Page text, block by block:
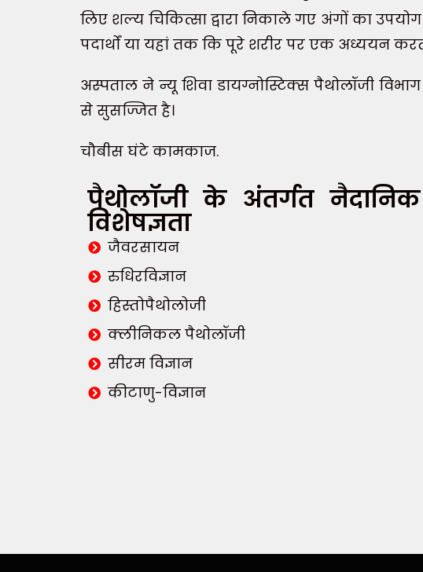
लिए शल्य चिकित्सा द्वारा निकाले गए अंगों का
पदार्थों या यहां तक कि पूरे शरीर पर एक अध्ययन
अस्पताल ने न्यू शिवा डायग्नोस्टिक्स पैथोलॉजी
से सुसज्जित है।
चौबीस घंटे कामकाज.
पैथोलॉजी के अंतर्गत नैदानिक ​​
विशेषज्ञता
जैवरसायन
रुधिरविज्ञान
हिस्तोपैथोलोजी
क्लीनिकल पैथोलॉजी
सीरम विज्ञान
कीटाणु-विज्ञान